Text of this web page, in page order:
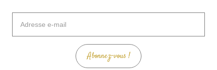
mail
Abonnez-vous !